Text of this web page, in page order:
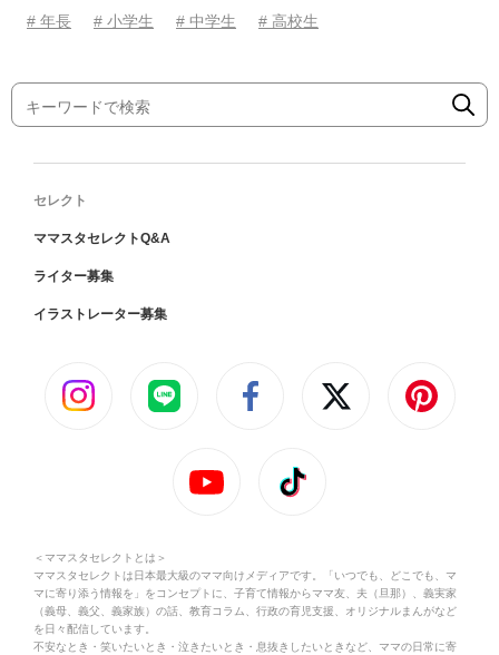
# 年長
# 小学生 # 中学生 # 高校生
セレクト
ママスタセレクトQ&A
ライター募集
イラストレーター募集
＜ママスタセレクトとは＞
ママスタセレクトは日本最大級のママ向けメディアです。「いつでも、どこでも、マ
マに寄り添う情報を」をコンセプトに、子育て情報からママ友、夫（旦那）、義実家
（義母、義父、義家族）の話、教育コラム、行政の育児支援、オリジナルまんがなど
を日々配信しています。
不安なとき・笑いたいとき・泣きたいとき・息抜きしたいときなど、ママの日常に寄